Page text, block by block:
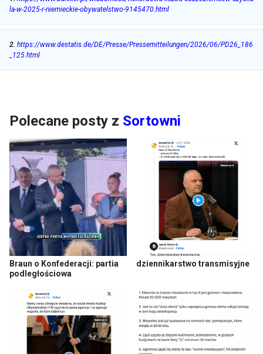
la-w-2025-r-niemieckie-obywatelstwo-9145470.html
2. https://www.destatis.de/DE/Presse/Pressemitteilungen/2026/06/PD26_186
_125.html
Polecane posty z Sortowni
Braun o Konfederacji: partia
podległościowa
dziennikarstwo transmisyjne